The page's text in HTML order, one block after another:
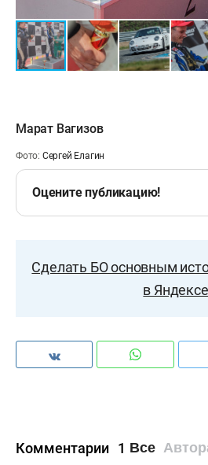
Марат Вагизов
Фото: Сергей Елагин
Оцените публикацию!
Сделать БО основным
в Яндексе
Комментарии 1 Все